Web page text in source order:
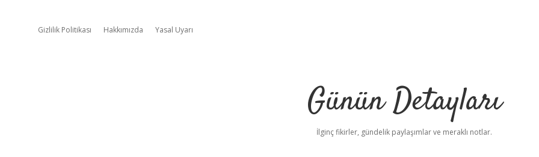
Gizlilik Politikası Hakkımızda Yasal Uyarı
Günün Detayları
İlginç fikirler, gündelik paylaşımlar ve meraklı notlar.